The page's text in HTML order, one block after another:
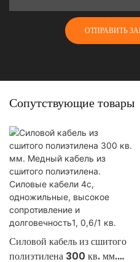
ОТПРАВИТЬ
Сопутствующие товары
Силовой кабель из сшитого
полиэтилена 300 кв. мм.